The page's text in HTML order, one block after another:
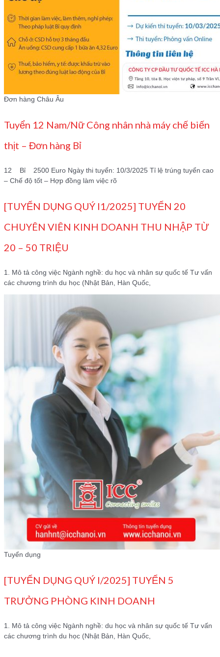
Đơn hàng Châu Âu
Tuyển 12 Nam/Nữ Công nhân nhà máy chế biến
thịt – Đơn hàng Bỉ
12 Bỉ 2500 Euro Ngày thi tuyển: 10/3/2025 Tỉ lệ trúng tuyển cao
– Chế độ tốt – Hợp đồng làm việc rõ
[TUYỂN DỤNG QUÝ I1/2025] TUYỂN 20
CHUYÊN VIÊN KINH DOANH THU NHẬP TỪ
20 – 50 TRIỆU
1. Mô tả công việc Ngành nghề: du học và nhân sự quốc tế Tư vấn
các chương trình du học (Nhật Bản, Hàn Quốc,
Tuyển dụng
[TUYỂN DỤNG QUÝ I/2025] TUYỂN 5
TRƯỞNG PHÒNG KINH DOANH
1. Mô tả công việc Ngành nghề: du học và nhân sự quốc tế Tư vấn
các chương trình du học (Nhật Bản, Hàn Quốc,